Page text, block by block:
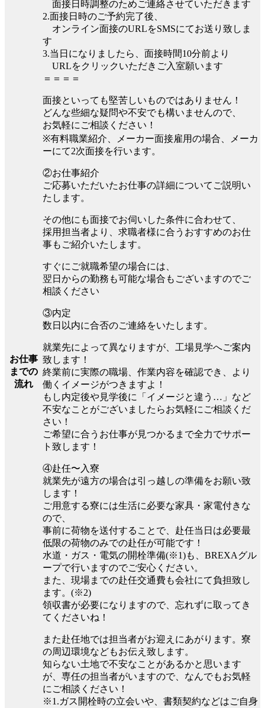
お仕事
までの
流れ
面接日時調整のためご連絡させていただきます
2.面接日時のご予約完了後、
オンライン面接のURLをSMSにてお送り致しま
す
3.当日になりましたら、面接時間10分前より
URLをクリックいただきご入室願います
＝＝＝＝
面接といっても堅苦しいものではありません！
どんな些細な疑問や不安でも構いませんので、
お気軽にご相談ください！
※有料職業紹介、メーカー面接雇用の場合、メーカ
ーにて2次面接を行います。
②お仕事紹介
ご応募いただいたお仕事の詳細についてご説明い
たします。
その他にも面接でお伺いした条件に合わせて、
採用担当者より、求職者様に合うおすすめのお仕
事もご紹介いたします。
すぐにご就職希望の場合には、
翌日からの勤務も可能な場合もございますのでご
相談ください
③内定
数日以内に合否のご連絡をいたします。
就業先によって異なりますが、工場見学へご案内
致します！
終業前に実際の職場、作業内容を確認でき、より
働くイメージがつきますよ！
もし内定後や見学後に「イメージと違う…」など
不安なことがございましたらお気軽にご相談くだ
さい！
ご希望に合うお仕事が見つかるまで全力でサポー
ト致します！
④赴任〜入寮
就業先が遠方の場合は引っ越しの準備をお願い致
します！
ご用意する寮には生活に必要な家具・家電付きな
ので、
事前に荷物を送付することで、赴任当日は必要最
低限の荷物のみでの赴任が可能です！
水道・ガス・電気の開栓準備(※1)も、BREXAグル
ープで行いますのでご安心ください。
また、現場までの赴任交通費も会社にて負担致し
ます。(※2)
領収書が必要になりますので、忘れずに取ってき
てくださいね！
また赴任地では担当者がお迎えにあがります。寮
の周辺環境などもお伝え致します。
知らない土地で不安なことがあるかと思います
が、専任の担当者がいますので、なんでもお気軽
にご相談ください！
※1.ガス開栓時の立会いや、書類契約などはご自身